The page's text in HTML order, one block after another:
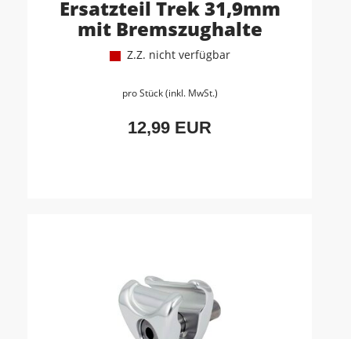
Ersatzteil Trek 31,9mm
mit Bremszughalte
Z.Z. nicht verfügbar
pro Stück (inkl. MwSt.)
12,99 EUR